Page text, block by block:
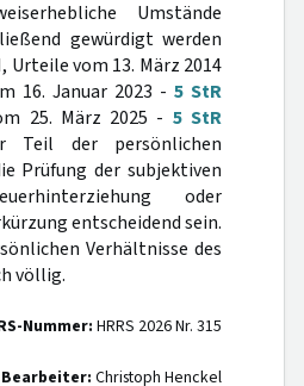
Umstände
gewürdigt werden
Urteile vom 13. März 2014
16. Januar 2023 - 5 StR
25. März 2025 - 5 StR
der persönlichen
Prüfung der subjektiven
oder
entscheidend sein.
Verhältnisse des
völlig.
Nummer: HRRS 2026 Nr. 315
Bearbeiter: Christoph Henckel